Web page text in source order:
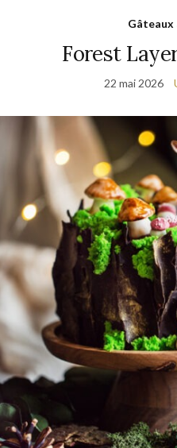
Gâteaux
Forest
22 mai 2026